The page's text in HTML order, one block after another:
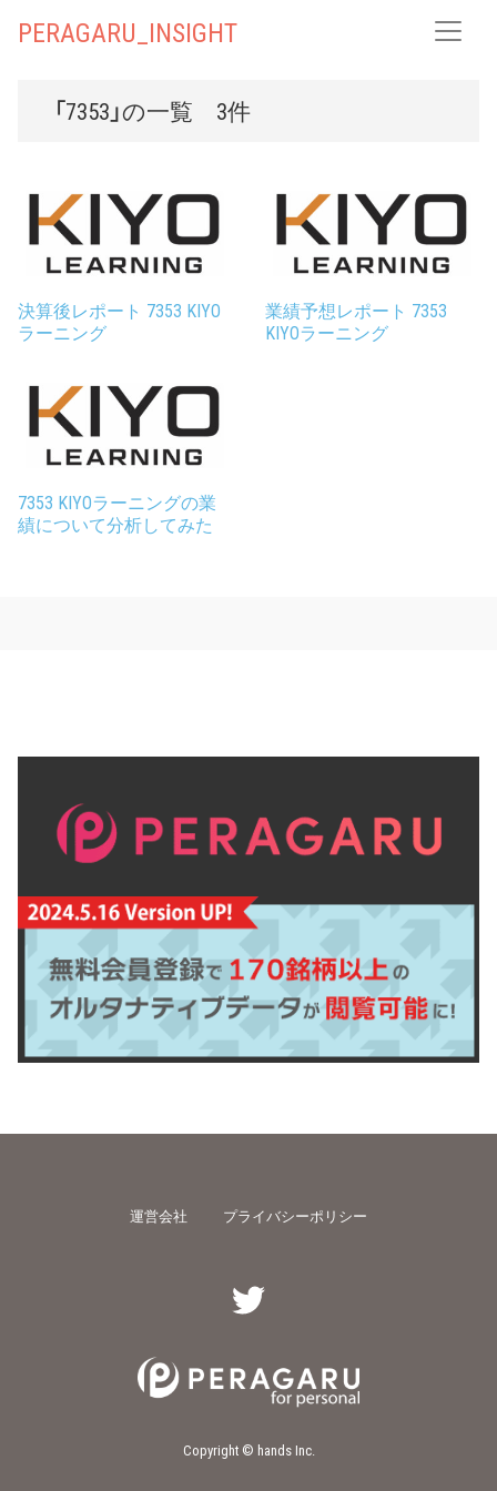
PERAGARU_INSIGHT
「7353」の一覧 3件
決算後レポート 7353 KIYO
ラーニング
業績予想レポート 7353
KIYOラーニング
7353 KIYOラーニングの業
績について分析してみた
運営会社 プライバシーポリシー
Copyright © hands Inc.